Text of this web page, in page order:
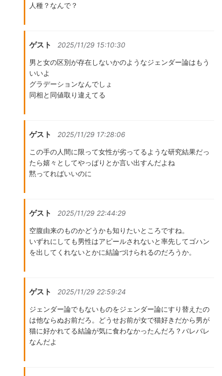
人種？なんで？
ゲスト 2025/11/29 15:10:30
男と女の区別が存在しないかのようなジェンダー論はもう
いいよ
グラデーションなんでしょ
同相と同値取り違えてる
ゲスト 2025/11/29 17:28:06
この手の人間に限って女性が劣ってるような研究結果だっ
たら嬉々としてやっぱりとか言い出すんだよね
黙ってればいいのに
ゲスト 2025/11/29 22:44:29
空腹由来のものかどうかも知りたいところですね。
いずれにしても男性はアピールされないと率先してゴハン
を出してくれないとかに結論づけられるのだろうか。
ゲスト 2025/11/29 22:59:24
ジェンダー論でもないものをジェンダー論にすり替えたの
は他ならぬお前だろ。どうせお前が女で猫好きだから男が
猫に好かれてる結論が気に食わなかったんだろ？バレバレ
なんだよ